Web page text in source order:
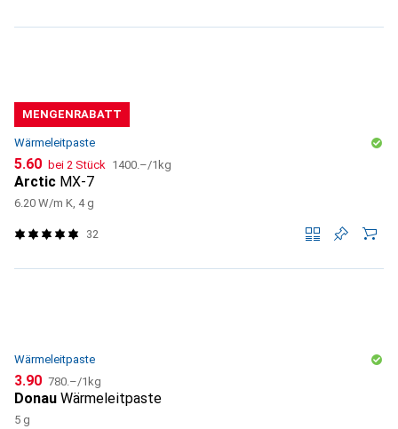
MENGENRABATT
Wärmeleitpaste
CHF
5.60 bei 2 Stück CHF
1400.–/1kg
Arctic MX-7
6.20 W/m K, 4 g
32
Wärmeleitpaste
CHF
3.90 CHF
780.–/1kg
Donau Wärmeleitpaste
5 g